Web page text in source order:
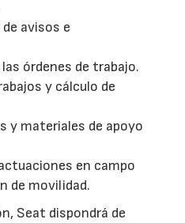
avisos e
órdenes de trabajo.
y cálculo de
y materiales de apoyo
en campo
de movilidad.
Seat dispondrá de